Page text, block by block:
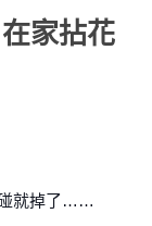
家拈花
碰就掉了……